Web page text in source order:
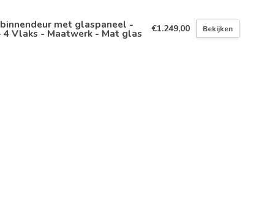
met glaspaneel -
4 Vlaks - Maatwerk - Mat glas €1.249,00 Bekijken